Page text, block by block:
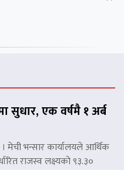
सुधार, एक वर्षमै १ अर्ब
मेची भन्सार कार्यालयले आर्थिक
राजस्व लक्ष्यको ९३.३०